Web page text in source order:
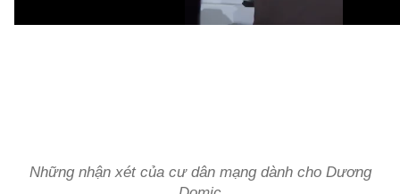
Những nhận xét của cư dân mạng dành cho Dương